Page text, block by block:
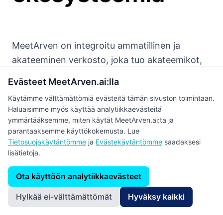
MeetArven on integroitu ammatillinen ja
akateeminen verkosto, joka tuo akateemikot,
katon alle. Yhdistämme ammatillisen
verkostoitumisen, akateemisen yhteistyön ja
jäsennellyn rekrytoinnin yhteen paikkaan.
Lähestymistapamme
Uskomme, että eri alojen tiedon ja kokemuksen
tulisi elää rinnakkain ja vahvistaa toisiaan.
Tuomalla yhteen akateemisen syvyyden,
Evästeet MeetArven.ai:lla
Käytämme välttämättömiä evästeitä tämän sivuston toimintaan.
Haluaisimme myös käyttää analytiikkaevästeitä
ymmärtääksemme, miten käytät MeetArven.ai:ta ja
parantaaksemme käyttökokemusta. Lue
Tietosuojakäytäntömme ja Evästekäytäntömme saadaksesi
lisätietoja.
Ota käyttöön analytiikkaevästeet
Hylkää ei-välttämättömät Hyväksy kaikki